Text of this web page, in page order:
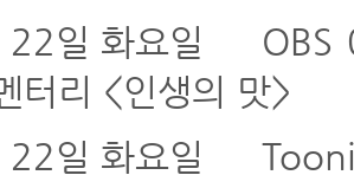
일 화요일
OBS
터리 <인생의 맛>
일 화요일